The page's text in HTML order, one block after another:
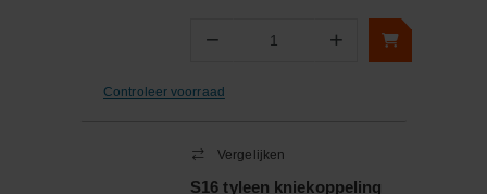
− Aantal +
Controleer voorraad
Vergelijken
S16 tyleen kniekoppeling